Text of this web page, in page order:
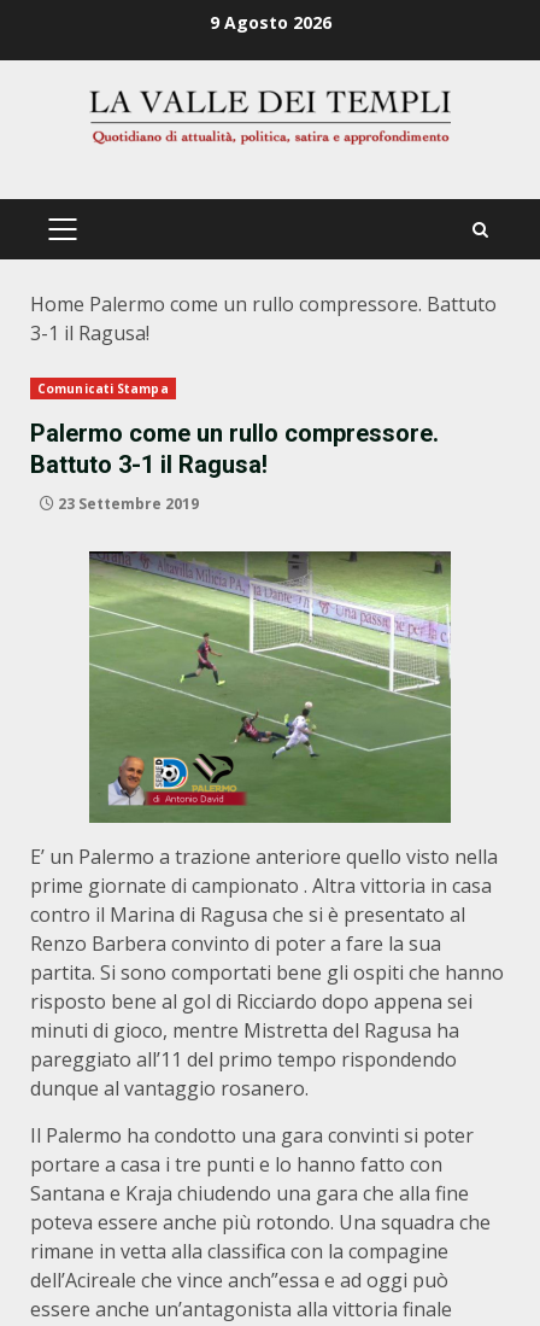
9 Agosto 2026
PRIMÄRES
Home Palermo come un rullo compressore. Battuto
3-1 il Ragusa!
Comunicati Stampa
Palermo come un rullo compressore.
Battuto 3-1 il Ragusa!
23 Settembre 2019
E’ un Palermo a trazione anteriore quello visto nella
prime giornate di campionato . Altra vittoria in casa
contro il Marina di Ragusa che si è presentato al
Renzo Barbera convinto di poter a fare la sua
partita. Si sono comportati bene gli ospiti che hanno
risposto bene al gol di Ricciardo dopo appena sei
minuti di gioco, mentre Mistretta del Ragusa ha
pareggiato all’11 del primo tempo rispondendo
dunque al vantaggio rosanero.
Il Palermo ha condotto una gara convinti si poter
portare a casa i tre punti e lo hanno fatto con
Santana e Kraja chiudendo una gara che alla fine
poteva essere anche più rotondo. Una squadra che
rimane in vetta alla classifica con la compagine
dell’Acireale che vince anch”essa e ad oggi può
essere anche un’antagonista alla vittoria finale